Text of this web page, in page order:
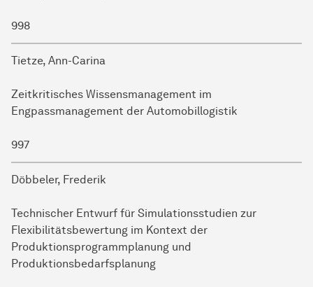
998
Tietze, Ann-Carina
Zeitkritisches Wissensmanagement im
Engpassmanagement der Automobillogistik
997
Döbbeler, Frederik
Technischer Entwurf für Simulationsstudien zur
Flexibilitätsbewertung im Kontext der
Produktionsprogrammplanung und
Produktionsbedarfsplanung